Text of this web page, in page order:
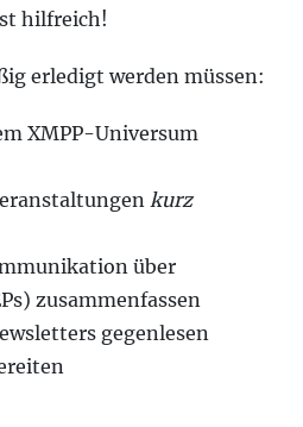
hilfreich!
erledigt werden müssen:
XMPP-Universum
kurz
über
zusammenfassen
gegenlesen